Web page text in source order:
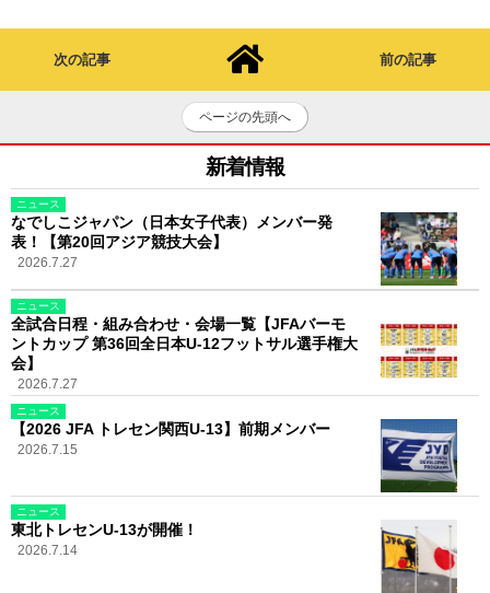
次の記事 前の記事
ページの先頭へ
新着情報
ニュース
なでしこジャパン（日本女子代表）メンバー発
表！【第20回アジア競技大会】
2026.7.27
ニュース
全試合日程・組み合わせ・会場一覧【JFAバーモ
ントカップ 第36回全日本U-12フットサル選手権大
会】
2026.7.27
ニュース
【2026 JFA トレセン関西U-13】前期メンバー
2026.7.15
ニュース
東北トレセンU-13が開催！
2026.7.14